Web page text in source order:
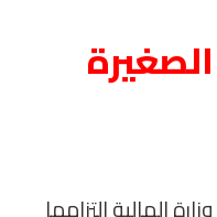
المالية التزامها